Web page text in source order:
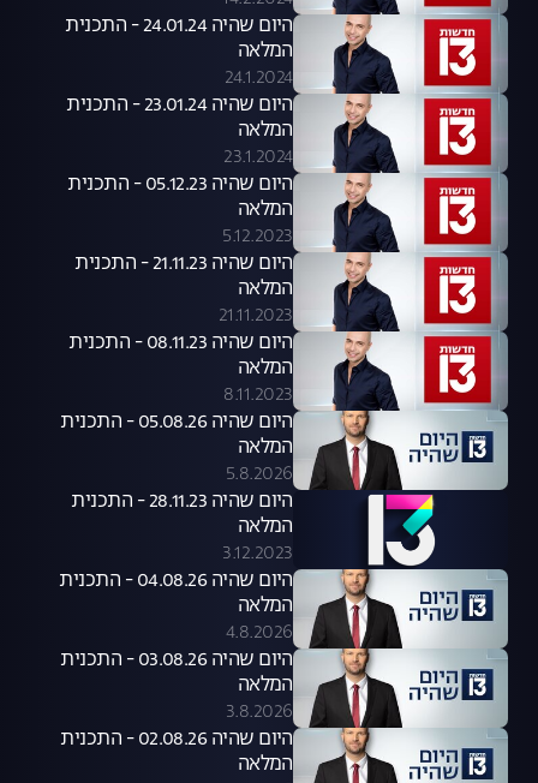
היום שהיה 24.01.24 - התכנית
המלאה
24.1.2024
היום שהיה 23.01.24 - התכנית
המלאה
23.1.2024
היום שהיה 05.12.23 - התכנית
המלאה
5.12.2023
היום שהיה 21.11.23 - התכנית
המלאה
21.11.2023
היום שהיה 08.11.23 - התכנית
המלאה
8.11.2023
היום שהיה 05.08.26 - התכנית
המלאה
5.8.2026
היום שהיה 28.11.23 - התכנית
המלאה
3.12.2023
היום שהיה 04.08.26 - התכנית
המלאה
4.8.2026
היום שהיה 03.08.26 - התכנית
המלאה
3.8.2026
היום שהיה 02.08.26 - התכנית
המלאה